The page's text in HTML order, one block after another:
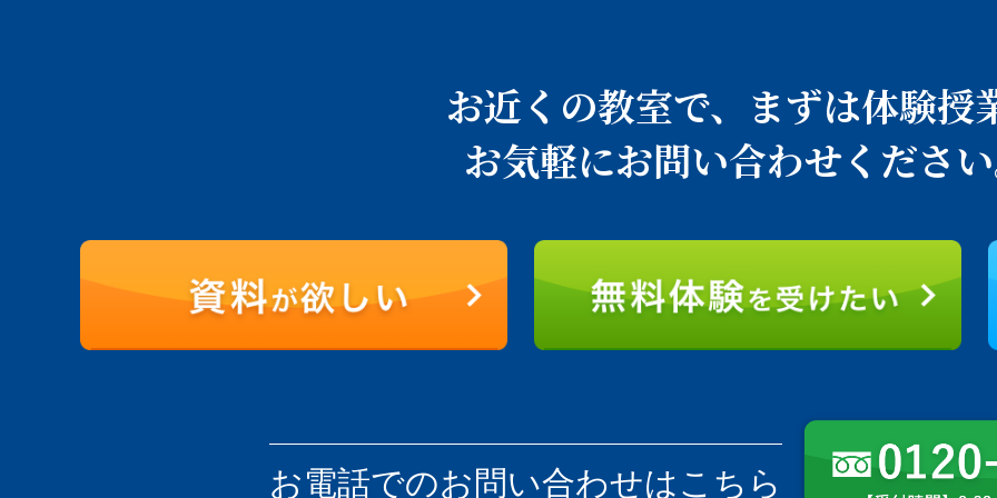
お近くの教室で、 まずは体験授
お気軽にお問い合わせくださ
お電話でのお問い合わせはこちら